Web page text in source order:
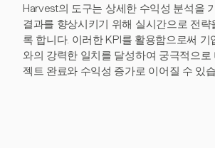
Harvest의 도구는 상세한 수익성 분석을
결과를 향상시키기 위해 실시간으로 전략
록 합니다. 이러한 KPI를 활용함으로써 기
와의 강력한 일치를 달성하여 궁극적으로
젝트 완료와 수익성 증가로 이어질 수 있